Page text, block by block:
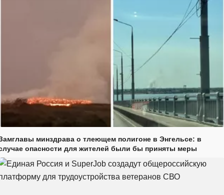
минздрава о тлеющем полигоне в Энгельсе: в
опасности для жителей были бы приняты меры